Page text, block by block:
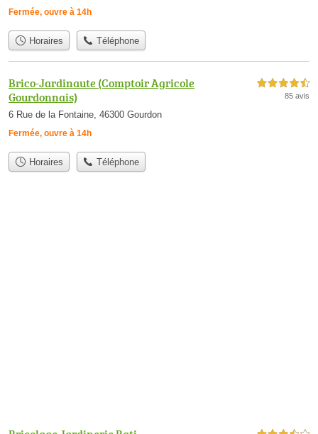
Fermée, ouvre à 14h
Horaires Téléphone
Brico-Jardinaute (Comptoir Agricole
Gourdonnais)
6 Rue de la Fontaine, 46300 Gourdon
Fermée, ouvre à 14h
4,5 étoiles sur 5
85 avis
Horaires Téléphone